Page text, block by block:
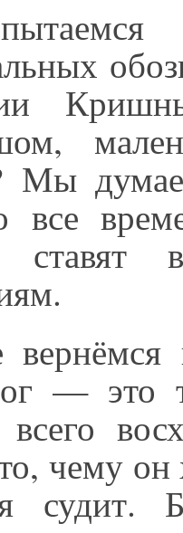
Мы
все
ставят
— это
чему он
судит.